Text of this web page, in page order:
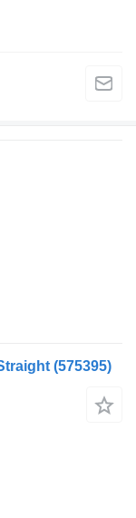
(575395)